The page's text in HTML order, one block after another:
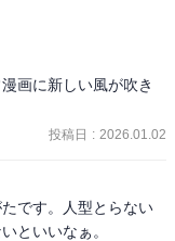
画に新しい風が吹き
投稿日 : 2026.01.02
です。人型とらない
といいなぁ。